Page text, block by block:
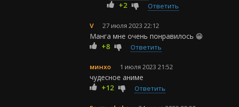
+2 Ответить
V 27 июля 2023 22:12
Манга мне очень понравилось 😁
+8
Ответить
минхо 1 июля 2023 21:52
чудесное аниме
+12
Ответить